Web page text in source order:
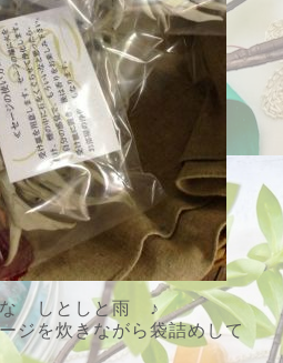
な しとしと雨 ♪
ジを炊きながら袋詰めして